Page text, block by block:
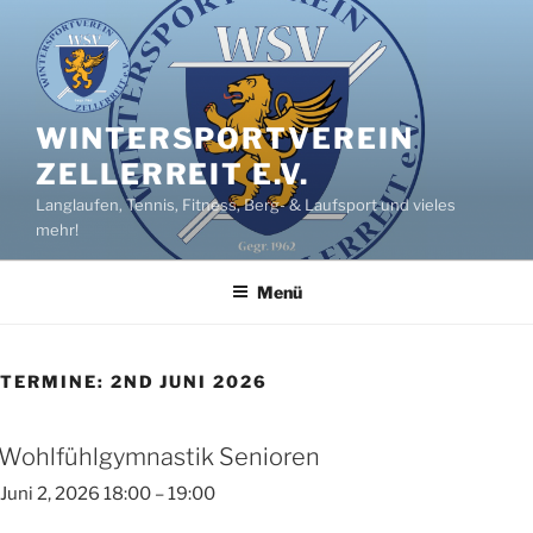
Inhalt
springen
WINTERSPORTVEREIN
ZELLERREIT E.V.
Langlaufen, Tennis, Fitness, Berg- & Laufsport und vieles
mehr!
Menü
TERMINE: 2ND JUNI 2026
Senioren
Juni 2, 2026 18:00 –19:00